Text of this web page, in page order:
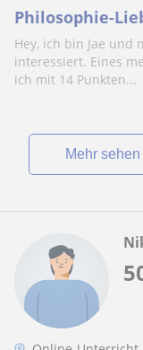
Philosophie-
Hey, ich bin Jae und
interessiert. Eines
ich mit 14 Punkten...
Mehr sehen